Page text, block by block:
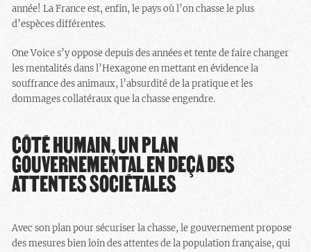
année! La France est, enfin, le pays où l’on chasse le plus
d’espèces différentes.
One Voice s’y oppose depuis des années et tente de faire changer
les mentalités dans l’Hexagone en mettant en évidence la
souffrance des animaux, l’absurdité de la pratique et les
dommages collatéraux que la chasse engendre.
CÔTÉ HUMAIN, UN PLAN
GOUVERNEMENTAL EN DEÇÀ DES
ATTENTES SOCIÉTALES
Avec son plan pour sécuriser la chasse, le gouvernement propose
des mesures bien loin des attentes de la population française, qui